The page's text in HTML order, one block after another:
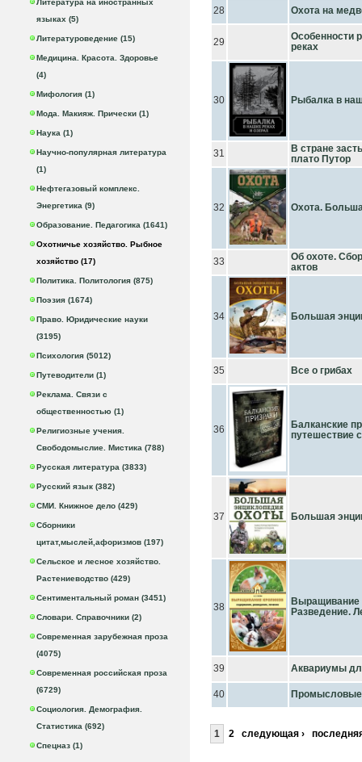
языках (5)
Литературоведение (15)
Медицина. Красота. Здоровье
(4)
Мифология (1)
Мода. Макияж. Прически (1)
Наука (1)
Научно-популярная литература
(1)
Нефтегазовый комплекс.
Энергетика (9)
Образование. Педагогика (1641)
Охотничье хозяйство. Рыбное
хозяйство (17)
Политика. Политология (875)
Поэзия (1674)
Право. Юридические науки
(3195)
Психология (5012)
Путеводители (1)
Реклама. Связи с
общественностью (1)
Религиозные учения.
Свободомыслие. Мистика (788)
Русская литература (3833)
Русский язык (382)
СМИ. Книжное дело (429)
Сборники
цитат,мыслей,афоризмов (197)
Сельское и лесное хозяйство.
Растениеводство (429)
Сентиментальный роман (3451)
Словари. Справочники (2)
Современная зарубежная проза
(4075)
Современная российская проза
(6729)
Социология. Демография.
Статистика (692)
Спецназ (1)
28 Охота на
29
Особенности
реках
30 Рыбалка в
31
В стране
плато Путор
32 Охота.
33
Об охоте.
актов
34 Большая
35 Все о грибах
36
Балканские
путешествие
37 Большая
38
Выращивание
Разведение.
39 Аквариумы
40 Промысловые
1 2 следующая ›